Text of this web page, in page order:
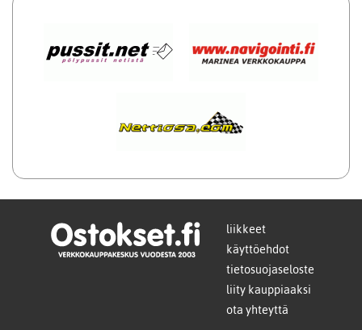
liikkeet
käyttöehdot
tietosuojaseloste
liity kauppiaaksi
ota yhteyttä